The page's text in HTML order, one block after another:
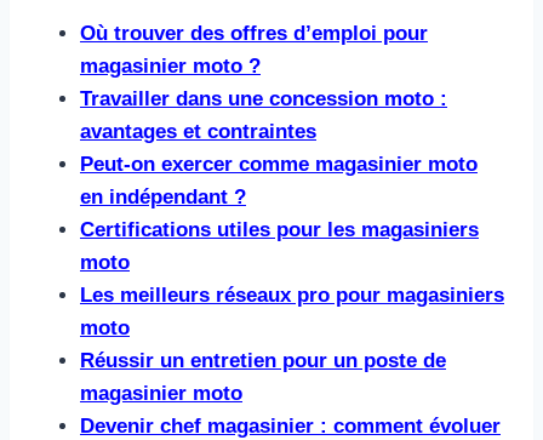
Où trouver des offres d’emploi pour
magasinier moto ?
Travailler dans une concession moto :
avantages et contraintes
Peut-on exercer comme magasinier moto
en indépendant ?
Certifications utiles pour les magasiniers
moto
Les meilleurs réseaux pro pour magasiniers
moto
Réussir un entretien pour un poste de
magasinier moto
Devenir chef magasinier : comment évoluer